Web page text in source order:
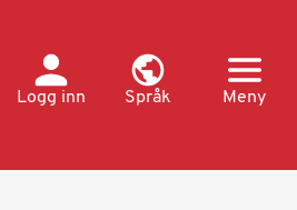
Logg inn Språk Meny